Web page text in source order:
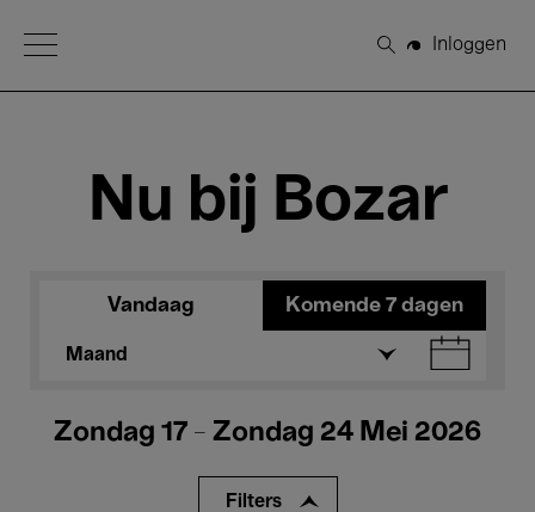
Open Menu
Zoeken
Inloggen
Nu bij Bozar
Vandaag Komende 7 dagen
Maand
Zondag 17 - Zondag 24 Mei 2026
Filters